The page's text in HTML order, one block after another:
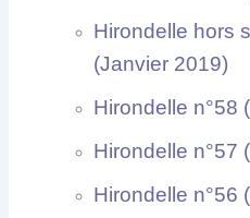
Hirondelle hors
(Janvier 2019)
Hirondelle n°58
Hirondelle n°57
Hirondelle n°56